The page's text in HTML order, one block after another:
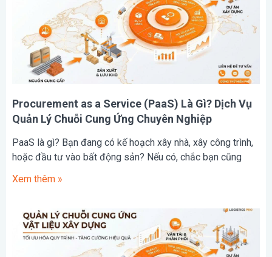
Procurement as a Service (PaaS) Là Gì? Dịch Vụ
Quản Lý Chuỗi Cung Ứng Chuyên Nghiệp
PaaS là gì? Bạn đang có kế hoạch xây nhà, xây công trình,
hoặc đầu tư vào bất động sản? Nếu có, chắc bạn cũng
Xem thêm »